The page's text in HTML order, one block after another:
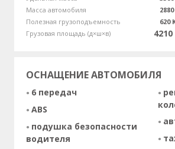
Масса автомобиля
Полезная грузоподъемность
620
Грузовая площадь (д×ш×в)
ОСНАЩЕНИЕ АВТОМОБИЛЯ
6 передач
ABS
подушка безопасности
водителя